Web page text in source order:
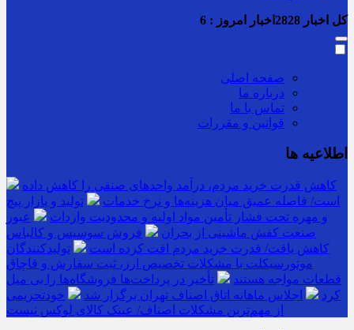
کل اخبار اخبار امروز : 6
صفحه اصلی
درباره ما
تماس با ما
قوانین و مقررات
اطلاعیه ها
کاهش قدرت خرید مردم، درآمد واحدهای صنفی را کاهش داده
است/ فاصله عمیق میان هزینه‌ها و نرخ خدمات
تولید و بازار پیچ
و مهره تحت فشار تأمین مواد اولیه و محدودیت واردات
عبور
صنعت کفش ماشینی از بحران
فروش سوسیس و کالباس
کاهش یافت/ قدرت خرید مردم افت کرده است
تولیدکنندگان
موتورسیکلت با مشکلات تخصیص ارز، ثبت سفارش و قاچاق
قطعات مواجه هستند
تأخیر در پرداخت‌ها فروشگاه‌ها را بی میل
کرد
اجلاس ماهانه اتاق اصناف تهران برگزار شد
خودتحریمی
از مهم‌ترین مشکلات اصناف/ عینک کالای لوکس نیست